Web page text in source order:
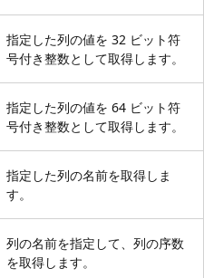
指定した列の値を 32 ビット符
号付き整数として取得します。
指定した列の値を 64 ビット符
号付き整数として取得します。
指定した列の名前を取得しま
す。
列の名前を指定して、列の序数
を取得します。